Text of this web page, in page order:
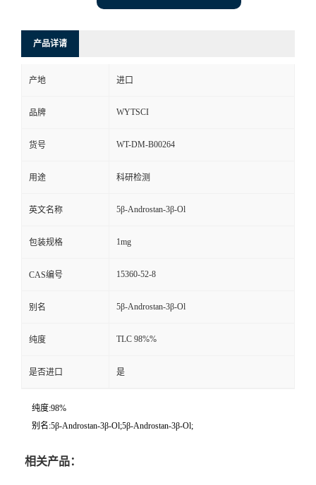
产品详请
产地 进口
品牌 WYTSCI
货号 WT-DM-B00264
用途 科研检测
英文名称 5β-Androstan-3β-Ol
包装规格 1mg
CAS编号 15360-52-8
别名 5β-Androstan-3β-Ol
纯度 TLC 98%%
是否进口 是
纯度:98%
别名:5β-Androstan-3β-Ol;5β-Androstan-3β-Ol;
相关产品：